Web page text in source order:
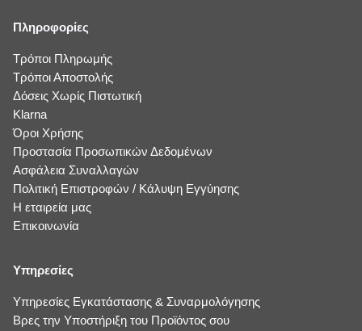
Πληροφορίες
Τρόποι Πληρωμής
Τρόποι Αποστολής
Δόσεις Χωρίς Πιστωτική
Klarna
Όροι Χρήσης
Προστασία Προσωπικών Δεδομένων
Ασφάλεια Συναλλαγών
Πολιτική Επιστροφών / Κάλυψη Εγγύησης
Η εταιρεία μας
Επικοινωνία
Υπηρεσίες
Υπηρεσίες Εγκατάστασης & Συναρμολόγησης
Βρες την Υποστήριξη του Προϊόντος σου